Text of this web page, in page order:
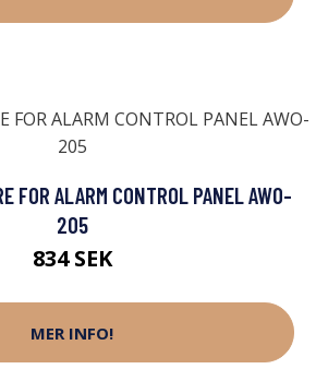
FOR ALARM CONTROL PANEL AWO-
205
834 SEK
MER INFO!